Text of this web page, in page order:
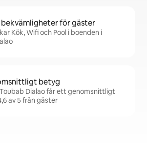
bekvämligheter för gäster
Kök, Wifi och Pool i boenden i
betyg
Dialao får ett genomsnittligt
av 5 från gäster